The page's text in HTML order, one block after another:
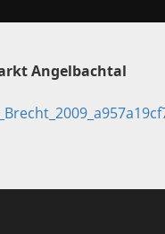
Angelbachtal